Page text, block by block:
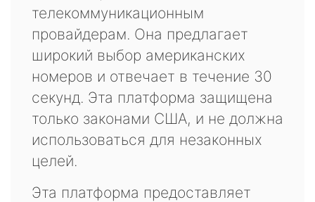
телекоммуникационным
провайдерам. Она предлагает
широкий выбор американских
номеров и отвечает в течение 30
секунд. Эта платформа защищена
только законами США, и не должна
использоваться для незаконных
целей.
Эта платформа предоставляет